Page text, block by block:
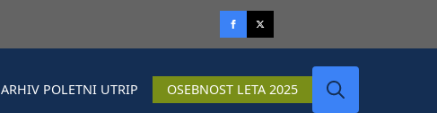
ARHIV POLETNI UTRIP OSEBNOST LETA 2025